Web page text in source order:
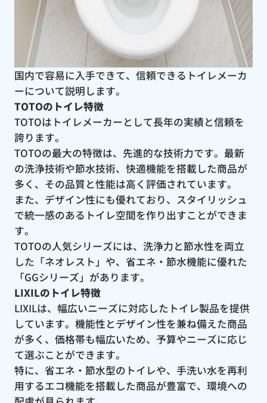
国内で容易に入手できて、信頼できるトイレメーカ
ーについて説明します。
TOTOのトイレ特徴
TOTOはトイレメーカーとして長年の実績と信頼を
誇ります。
TOTOの最大の特徴は、先進的な技術力です。最新
の洗浄技術や節水技術、快適機能を搭載した商品が
多く、その品質と性能は高く評価されています。
また、デザイン性にも優れており、スタイリッシュ
で統一感のあるトイレ空間を作り出すことができま
す。
TOTOの人気シリーズには、洗浄力と節水性を両立
した「ネオレスト」や、省エネ・節水機能に優れた
「GGシリーズ」があります。
LIXILのトイレ特徴
LIXILは、幅広いニーズに対応したトイレ製品を提供
しています。機能性とデザイン性を兼ね備えた商品
が多く、価格帯も幅広いため、予算やニーズに応じ
て選ぶことができます。
特に、省エネ・節水型のトイレや、手洗い水を再利
用するエコ機能を搭載した商品が豊富で、環境への